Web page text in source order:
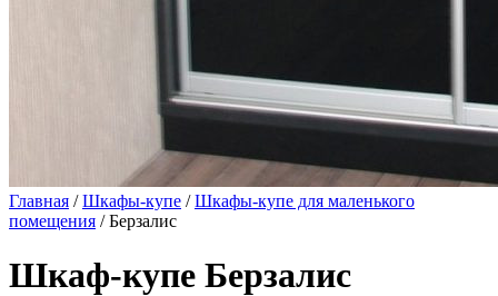
Главная /Шкафы-купе /Шкафы-купе для маленького
помещения / Берзалис
Шкаф-купе Берзалис